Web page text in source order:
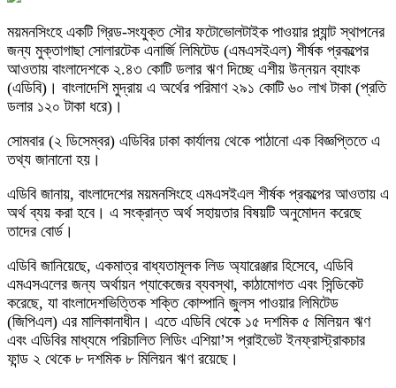
ময়মনসিংহে একটি গ্রিড-সংযুক্ত সৌর ফটোভোলটাইক পাওয়ার প্ল্যান্ট স্থাপনের
জন্য মুক্তাগাছা সোলারটেক এনার্জি লিমিটেড (এমএসইএল) শীর্ষক প্রকল্পের
আওতায় বাংলাদেশকে ২.৪৩ কোটি ডলার ঋণ দিচ্ছে এশীয় উন্নয়ন ব্যাংক
(এডিবি)। বাংলাদেশি মুদ্রায় এ অর্থের পরিমাণ ২৯১ কোটি ৬০ লাখ টাকা (প্রতি
ডলার ১২০ টাকা ধরে)।
সোমবার (২ ডিসেম্বর) এডিবির ঢাকা কার্যালয় থেকে পাঠানো এক বিজ্ঞপ্তিতে এ
তথ্য জানানো হয়।
এডিবি জানায়, বাংলাদেশের ময়মনসিংহে এমএসইএল শীর্ষক প্রকল্পের আওতায় এ
অর্থ ব্যয় করা হবে। এ সংক্রান্ত অর্থ সহায়তার বিষয়টি অনুমোদন করেছে
তাদের বোর্ড।
এডিবি জানিয়েছে, একমাত্র বাধ্যতামূলক লিড অ্যারেঞ্জার হিসেবে, এডিবি
এমএসএলের জন্য অর্থায়ন প্যাকেজের ব্যবস্থা, কাঠামোগত এবং সিন্ডিকেট
করেছে, যা বাংলাদেশভিত্তিক শক্তি কোম্পানি জুলস পাওয়ার লিমিটেড
(জিপিএল) এর মালিকানাধীন। এতে এডিবি থেকে ১৫ দশমিক ৫ মিলিয়ন ঋণ
এবং এডিবির মাধ্যমে পরিচালিত লিডিং এশিয়া’স প্রাইভেট ইনফ্রাস্ট্রাকচার
ফান্ড ২ থেকে ৮ দশমিক ৮ মিলিয়ন ঋণ রয়েছে।